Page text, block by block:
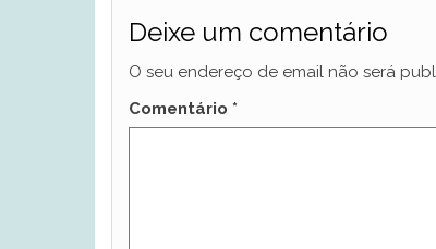
Deixe um comentário
O seu endereço de email não será
Comentário *